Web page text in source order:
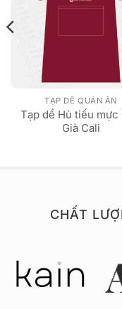
TẠP DỀ QUÁN ĂN
Tạp dề Hủ tiếu mực
Già Cali
CHẤT